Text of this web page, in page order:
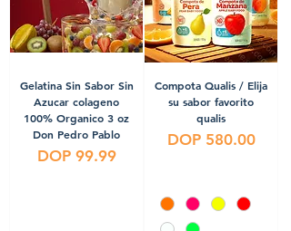
Gelatina Sin Sabor Sin
Azucar colageno
100% Organico 3 oz
Don Pedro Pablo
Precio
DOP 99.99
Compota Qualis / Elija
su sabor favorito
qualis
Precio
DOP 580.00